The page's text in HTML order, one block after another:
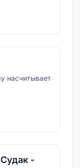
насчитывает
-